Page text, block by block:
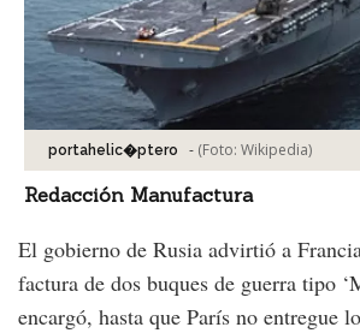
portahelic�ptero - (Foto: Wikipedia)
Redacción Manufactura
El gobierno de Rusia advirtió a
factura de dos buques de guerra tipo
encargó, hasta que París no entregue